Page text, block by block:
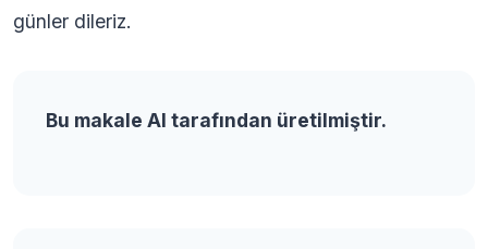
günler dileriz.
Bu makale AI tarafından üretilmiştir.